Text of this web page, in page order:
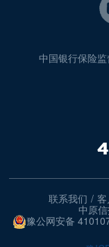
中国银行保险
联系我们 /
中原
豫公网安备